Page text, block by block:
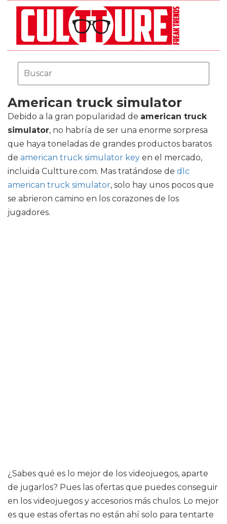
American truck simulator
Debido a la gran popularidad de american truck
simulator, no habría de ser una enorme sorpresa
que haya toneladas de grandes productos baratos
de american truck simulator key en el mercado,
incluida Cultture.com. Mas tratándose de dlc
american truck simulator, solo hay unos pocos que
se abrieron camino en los corazones de los
jugadores.
¿Sabes qué es lo mejor de los videojuegos, aparte
de jugarlos? Pues las ofertas que puedes conseguir
en los videojuegos y accesorios más chulos. Lo mejor
es que estas ofertas no están ahí solo para tentarte